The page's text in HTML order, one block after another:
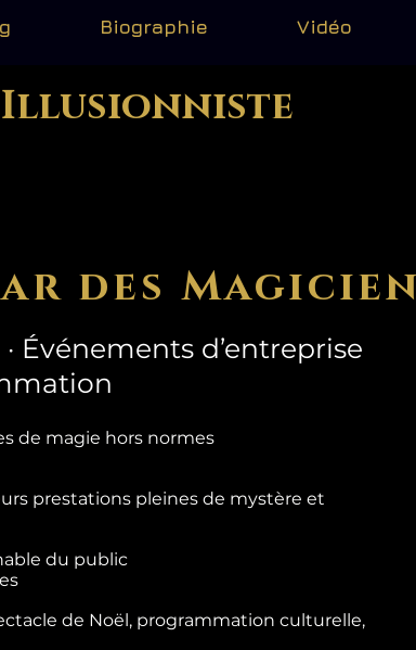
Biographie Vidéo
Illusionniste
des
Événements d’entreprise
de magie hors normes
prestations pleines de mystère et
du public
de Noël, programmation culturelle,